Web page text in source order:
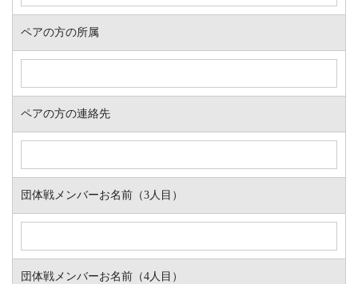
ペアの方の所属
ペアの方の連絡先
団体戦メンバーお名前（3人目）
団体戦メンバーお名前（4人目）